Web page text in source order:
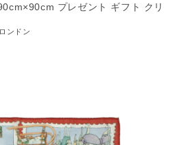
プレゼント ギフト クリ
ンドン